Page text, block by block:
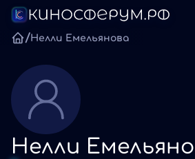
/Нелли Емельянова
Нелли